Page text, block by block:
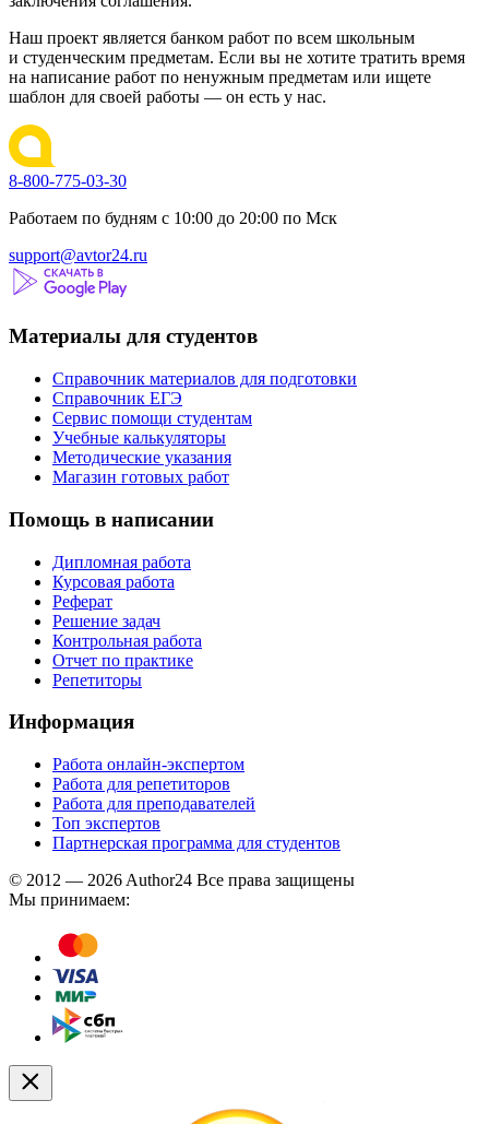
Наш проект является банком работ по всем школьным
и студенческим предметам. Если вы не хотите тратить время
на написание работ по ненужным предметам или ищете
шаблон для своей работы — он есть у нас.
8-800-775-03-30
Работаем по будням с 10:00 до 20:00 по Мск
support@avtor24.ru
Материалы для студентов
Справочник материалов для подготовки
Справочник ЕГЭ
Сервис помощи студентам
Учебные калькуляторы
Методические указания
Магазин готовых работ
Помощь в написании
Дипломная работа
Курсовая работа
Реферат
Решение задач
Контрольная работа
Отчет по практике
Репетиторы
Информация
Работа онлайн-экспертом
Работа для репетиторов
Работа для преподавателей
Топ экспертов
Партнерская программа для студентов
© 2012 — 2026 Author24 Все права защищены
Мы принимаем: